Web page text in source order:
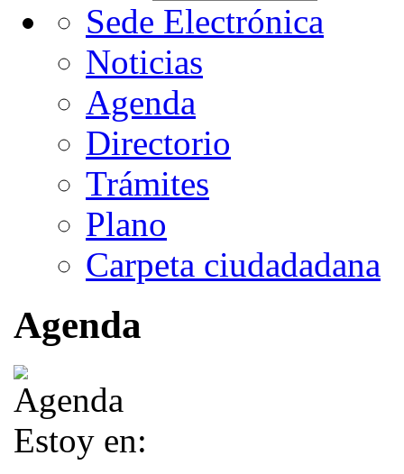
Sede Electrónica
Noticias
Agenda
Directorio
Trámites
Plano
Carpeta ciudadadana
Agenda
Estoy en: